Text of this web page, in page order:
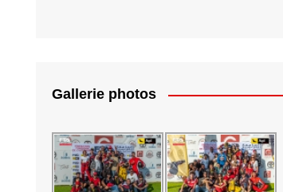
Gallerie photos